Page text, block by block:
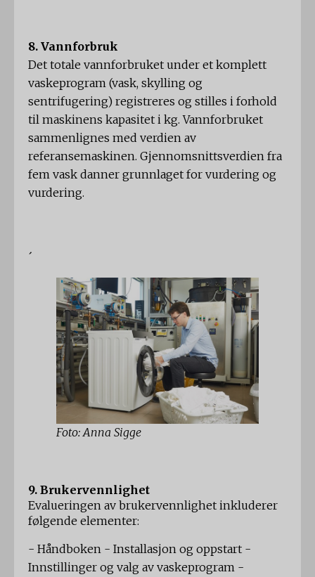
8. Vannforbruk
Det totale vannforbruket under et komplett
vaskeprogram (vask, skylling og
sentrifugering) registreres og stilles i forhold
til maskinens kapasitet i kg. Vannforbruket
sammenlignes med verdien av
referansemaskinen. Gjennomsnittsverdien fra
fem vask danner grunnlaget for vurdering og
vurdering.
´
Foto: Anna Sigge
9. Brukervennlighet
Evalueringen av brukervennlighet inkluderer
følgende elementer:
- Håndboken - Installasjon og oppstart -
Innstillinger og valg av vaskeprogram -